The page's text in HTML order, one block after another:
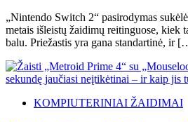
„Nintendo Switch 2“ pasirodymas
metais išleistų žaidimų reitinguose, kiek
balu. Priežastis yra gana standartinė, ir
KOMPIUTERINIAI ŽAIDIMAI